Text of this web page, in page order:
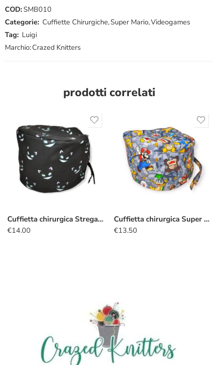
COD: SMB010
Categorie: Cuffiette Chirurgiche,Super Mario,Videogames
Tag: Luigi
Marchio:Crazed Knitters
prodotti correlati
Cuffietta chirurgica Stregatto silhouette nero
€14.00
Cuffietta chirurgica Super mario koopa
€13.50